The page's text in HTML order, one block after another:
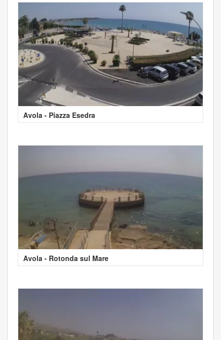
Avola - Piazza Esedra
Avola - Rotonda sul Mare